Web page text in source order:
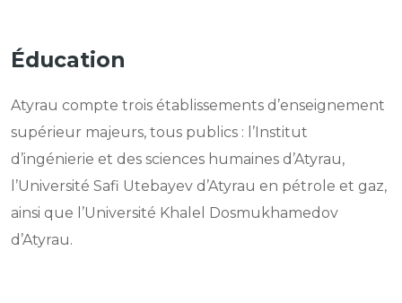
Éducation
Atyrau compte trois établissements d’enseignement
supérieur majeurs, tous publics : l’Institut
d’ingénierie et des sciences humaines d’Atyrau,
l’Université Safi Utebayev d’Atyrau en pétrole et gaz,
ainsi que l’Université Khalel Dosmukhamedov
d’Atyrau.